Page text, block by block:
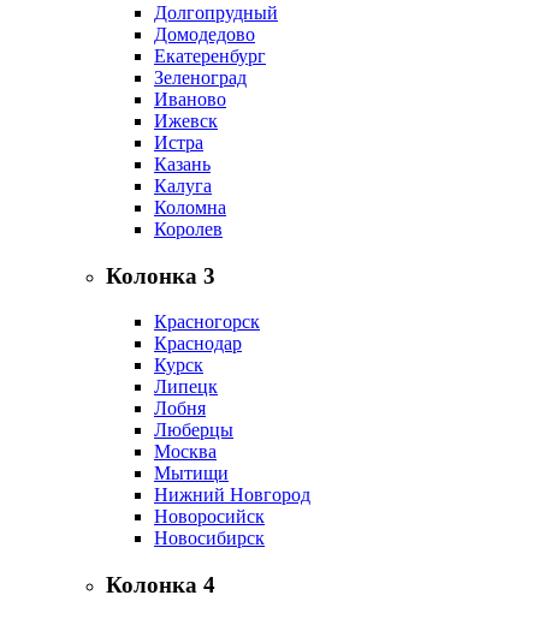
Долгопрудный
Домодедово
Екатеренбург
Зеленоград
Иваново
Ижевск
Истра
Казань
Калуга
Коломна
Королев
Колонка 3
Красногорск
Краснодар
Курск
Липецк
Лобня
Люберцы
Москва
Мытищи
Нижний Новгород
Новоросийск
Новосибирск
Колонка 4